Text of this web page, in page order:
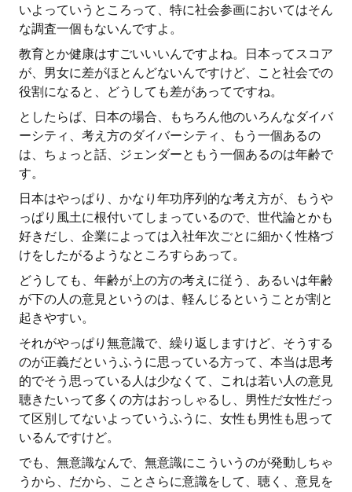
いよっていうところって、特に社会参画においてはそん
な調査一個もないんですよ。
教育とか健康はすごいいいんですよね。日本ってスコア
が、男女に差がほとんどないんですけど、こと社会での
役割になると、どうしても差があってですね。
としたらば、日本の場合、もちろん他のいろんなダイバ
ーシティ、考え方のダイバーシティ、もう一個あるの
は、ちょっと話、ジェンダーともう一個あるのは年齢で
す。
日本はやっぱり、かなり年功序列的な考え方が、もうや
っぱり風土に根付いてしまっているので、世代論とかも
好きだし、企業によっては入社年次ごとに細かく性格づ
けをしたがるようなところすらあって。
どうしても、年齢が上の方の考えに従う、あるいは年齢
が下の人の意見というのは、軽んじるということが割と
起きやすい。
それがやっぱり無意識で、繰り返しますけど、そうする
のが正義だというふうに思っている方って、本当は思考
的でそう思っている人は少なくて、これは若い人の意見
聴きたいって多くの方はおっしゃるし、男性だ女性だっ
て区別してないよっていうふうに、女性も男性も思って
いるんですけど。
でも、無意識なんで、無意識にこういうのが発動しちゃ
うから、だから、ことさらに意識をして、聴く、意見を